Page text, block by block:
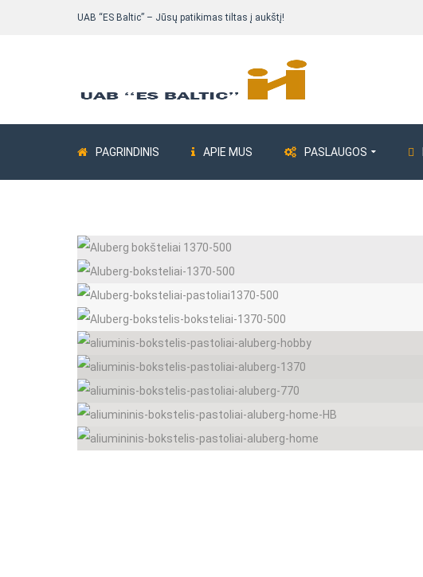
UAB “ES Baltic” – Jūsų patikimas tiltas į aukštį!
PAGRINDINIS APIE MUS PASLAUGOS
Pastolių komplektai
Fasadiniai pastoliai
Fasadiniai pastoliai Delta 73
Fasadiniai pastoliai ALTRAD Mostostal
Fasadiniai pastoliai BAL
Fasadiniai pastoliai Baumann Mostostal